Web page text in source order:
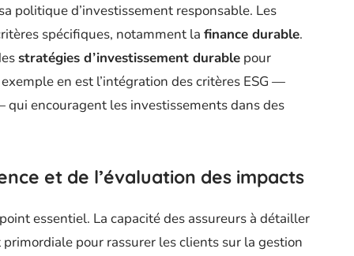
politique d’investissement responsable. Les
spécifiques, notamment la finance durable.
stratégies d’investissement durable pour
en est l’intégration des critères ESG —
encouragent les investissements dans des
et de l’évaluation des impacts
essentiel. La capacité des assureurs à détailler
pour rassurer les clients sur la gestion